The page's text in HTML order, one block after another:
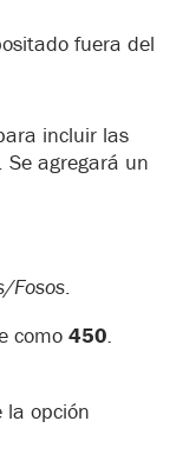
fuera del
incluir las
Se agregará un
Fosos
como 450
la opción